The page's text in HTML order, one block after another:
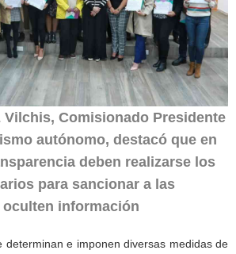
Vilchis, Comisionado Presidente
autónomo, destacó que en
deben realizarse los
para sancionar a las
oculten información
determinan e imponen diversas medidas de